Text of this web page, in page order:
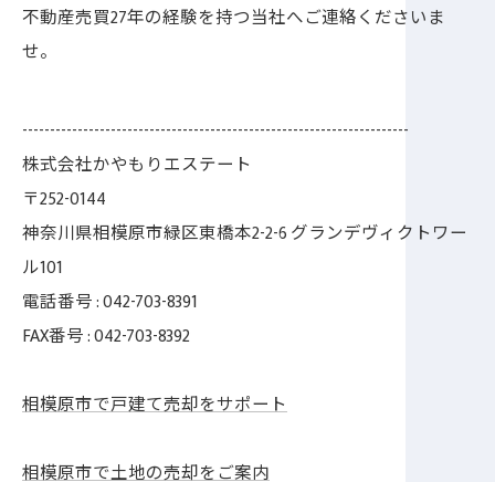
不動産売買27年の経験を持つ当社へご連絡くださいま
せ。
----------------------------------------------------------------------
株式会社かやもりエステート
〒252-0144
神奈川県相模原市緑区東橋本2-2-6 グランデヴィクトワー
ル101
電話番号 : 042-703-8391
FAX番号 : 042-703-8392
相模原市で戸建て売却をサポート
相模原市で土地の売却をご案内